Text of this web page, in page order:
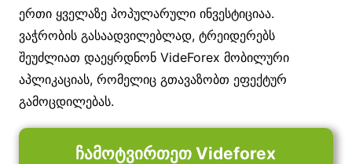
ერთი ყველაზე პოპულარული ინვესტიციაა.
ვაჭრობის გასაადვილებლად, ტრეიდერებს
შეუძლიათ დაეყრდნონ VideForex მობილური
აპლიკაციას, რომელიც გთავაზობთ ეფექტურ
გამოცდილებას.
ჩამოტვირთეთ Videforex